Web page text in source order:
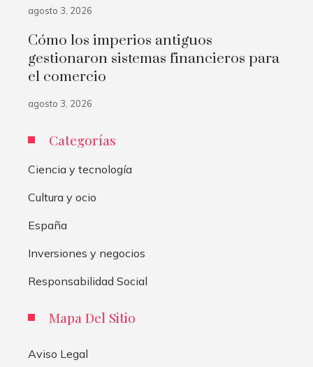
agosto 3, 2026
Cómo los imperios antiguos
gestionaron sistemas financieros para
el comercio
agosto 3, 2026
Categorías
Ciencia y tecnología
Cultura y ocio
España
Inversiones y negocios
Responsabilidad Social
Mapa Del Sitio
Aviso Legal